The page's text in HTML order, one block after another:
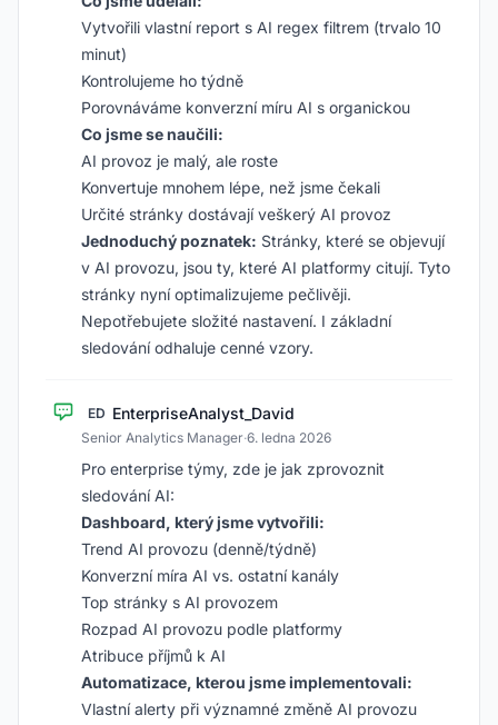
Vytvořili vlastní report s AI regex filtrem (trvalo 10
minut)
Kontrolujeme ho týdně
Porovnáváme konverzní míru AI s organickou
Co jsme se naučili:
AI provoz je malý, ale roste
Konvertuje mnohem lépe, než jsme čekali
Určité stránky dostávají veškerý AI provoz
Jednoduchý poznatek: Stránky, které se objevují
v AI provozu, jsou ty, které AI platformy citují. Tyto
stránky nyní optimalizujeme pečlivěji.
Nepotřebujete složité nastavení. I základní
sledování odhaluje cenné vzory.
ED EnterpriseAnalyst_David
Senior Analytics Manager·6. ledna 2026
Pro enterprise týmy, zde je jak zprovoznit
sledování AI:
Dashboard, který jsme vytvořili:
Trend AI provozu (denně/týdně)
Konverzní míra AI vs. ostatní kanály
Top stránky s AI provozem
Rozpad AI provozu podle platformy
Atribuce příjmů k AI
Automatizace, kterou jsme implementovali:
Vlastní alerty při významné změně AI provozu